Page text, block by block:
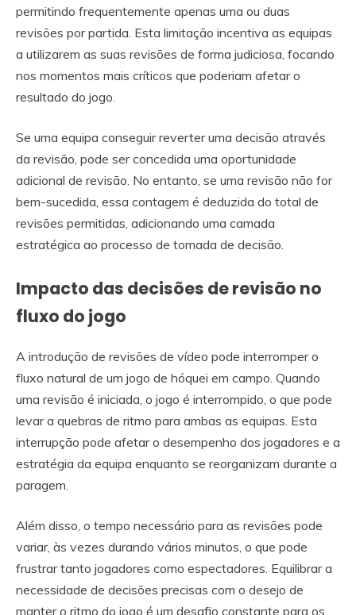
permitindo frequentemente apenas uma ou duas
revisões por partida. Esta limitação incentiva as equipas
a utilizarem as suas revisões de forma judiciosa, focando
nos momentos mais críticos que poderiam afetar o
resultado do jogo.
Se uma equipa conseguir reverter uma decisão através
da revisão, pode ser concedida uma oportunidade
adicional de revisão. No entanto, se uma revisão não for
bem-sucedida, essa contagem é deduzida do total de
revisões permitidas, adicionando uma camada
estratégica ao processo de tomada de decisão.
Impacto das decisões de revisão no
fluxo do jogo
A introdução de revisões de vídeo pode interromper o
fluxo natural de um jogo de hóquei em campo. Quando
uma revisão é iniciada, o jogo é interrompido, o que pode
levar a quebras de ritmo para ambas as equipas. Esta
interrupção pode afetar o desempenho dos jogadores e a
estratégia da equipa enquanto se reorganizam durante a
paragem.
Além disso, o tempo necessário para as revisões pode
variar, às vezes durando vários minutos, o que pode
frustrar tanto jogadores como espectadores. Equilibrar a
necessidade de decisões precisas com o desejo de
manter o ritmo do jogo é um desafio constante para os